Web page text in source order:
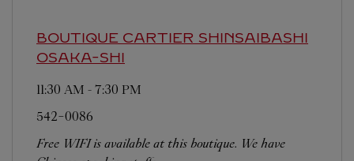
BOUTIQUE CARTIER SHINSAIBASHI
OSAKA-SHI
11:30 AM - 7:30 PM
542-0086
Free WIFI is available at this boutique. We have